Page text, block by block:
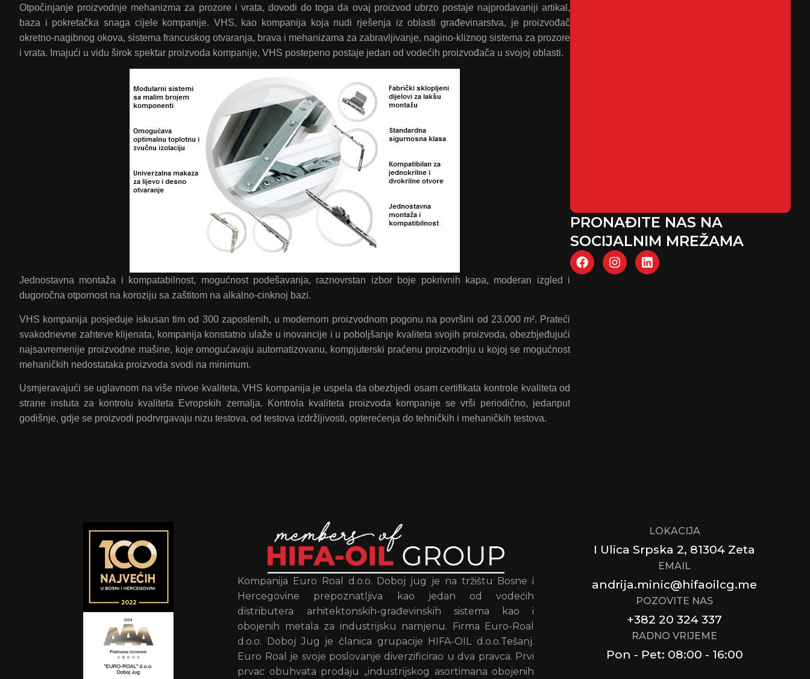
PRONAĐITE NAS NA
SOCIJALNIM MREŽAMA
Otpočinjanje proizvodnje mehanizma za prozore i vrata, dovodi do toga da ovaj proizvod ubrzo postaje najprodavaniji artikal,
baza i pokretačka snaga cijele kompanije. VHS, kao kompanija koja nudi rješenja iz oblasti građevinarstva, je proizvođač
okretno-nagibnog okova, sistema francuskog otvaranja, brava i mehanizama za zabravljivanje, nagino-kliznog sistema za prozore
i vrata. Imajući u vidu širok spektar proizvoda kompanije, VHS postepeno postaje jedan od vodećih proizvođača u svojoj oblasti.
Jednostavna montaža i kompatabilnost, mogućnost podešavanja, raznovrstan izbor boje pokrivnih kapa, moderan izgled i
dugoročna otpornost na koroziju sa zaštitom na alkalno-cinknoj bazi.
VHS kompanija posjeduje iskusan tim od 300 zaposlenih, u modernom proizvodnom pogonu na površini od 23.000 m². Prateći
svakodnevne zahteve klijenata, kompanija konstatno ulaže u inovancije i u poboljšanje kvaliteta svojih proizvoda, obezbjeđujući
najsavremenije proizvodne mašine, koje omogućavaju automatizovanu, kompjuterski praćenu proizvodnju u kojoj se mogućnost
mehaničkih nedostataka proizvoda svodi na minimum.
Usmjeravajući se uglavnom na više nivoe kvaliteta, VHS kompanija je uspela da obezbjedi osam certifikata kontrole kvaliteta od
strane instuta za kontrolu kvaliteta Evropskih zemalja. Kontrola kvaliteta proizvoda kompanije se vrši periodično, jedanput
godišnje, gdje se proizvodi podrvrgavaju nizu testova, od testova izdržljivosti, opterećenja do tehničkih i mehaničkih testova.
Kompanija Euro Roal d.o.o. Doboj jug je na tržištu Bosne i
Hercegovine prepoznatljiva kao jedan od vodećih
distributera arhitektonskih-građevinskih sistema kao i
obojenih metala za industrijsku namjenu. Firma Euro-Roal
d.o.o. Doboj Jug je članica grupacije HIFA-OIL d.o.o.Tešanj.
Euro Roal je svoje poslovanje diverzificirao u dva pravca. Prvi
prvac obuhvata prodaju „industrijskog asortimana obojenih
LOKACIJA
I Ulica Srpska 2, 81304 Zeta
EMAIL
andrija.minic@hifaoilcg.me
POZOVITE NAS
+382 20 324 337
RADNO VRIJEME
Pon - Pet: 08:00 - 16:00